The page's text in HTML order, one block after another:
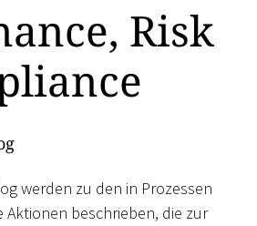
Risk
werden zu den in Prozessen
Aktionen beschrieben, die zur